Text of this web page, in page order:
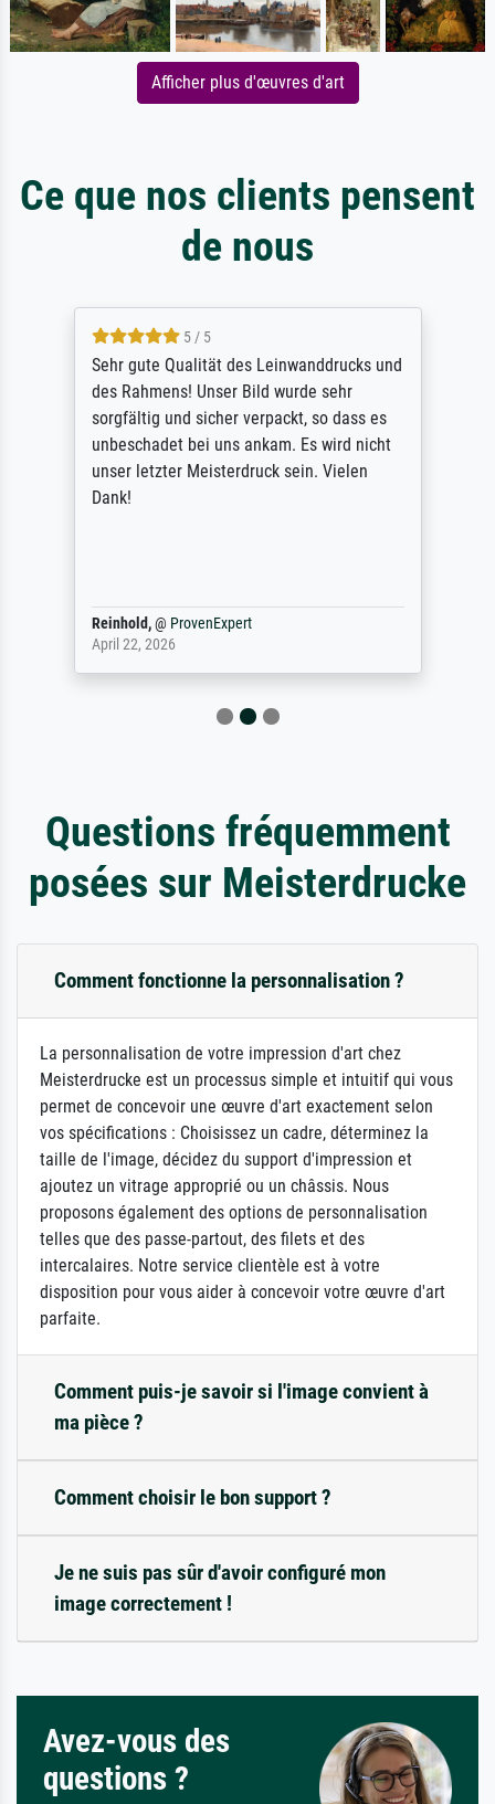
Afficher plus d'œuvres d'art
Ce que nos clients pensent
de nous
5 / 5
Sehr gute Qualität des Leinwanddrucks und
des Rahmens! Unser Bild wurde sehr
sorgfältig und sicher verpackt, so dass es
unbeschadet bei uns ankam. Es wird nicht
unser letzter Meisterdruck sein. Vielen
Dank!
Reinhold,@ ProvenExpert
April 22, 2026
Questions fréquemment
posées sur Meisterdrucke
Comment fonctionne la personnalisation ?
La personnalisation de votre impression d'art chez
Meisterdrucke est un processus simple et intuitif qui vous
permet de concevoir une œuvre d'art exactement selon
vos spécifications : Choisissez un cadre, déterminez la
taille de l'image, décidez du support d'impression et
ajoutez un vitrage approprié ou un châssis. Nous
proposons également des options de personnalisation
telles que des passe-partout, des filets et des
intercalaires. Notre service clientèle est à votre
disposition pour vous aider à concevoir votre œuvre d'art
parfaite.
Comment puis-je savoir si l'image convient à
ma pièce ?
Comment choisir le bon support ?
Je ne suis pas sûr d'avoir configuré mon
image correctement !
Avez-vous des
questions ?